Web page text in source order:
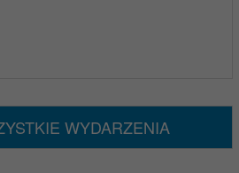
WYDARZENIA